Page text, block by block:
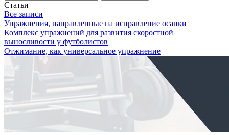
Статьи
Все записи
Упражнения, направленные на исправление осанки
Комплекс упражнений для развития скоростной
выносливости у футболистов
Отжимание, как универсальное упражнение